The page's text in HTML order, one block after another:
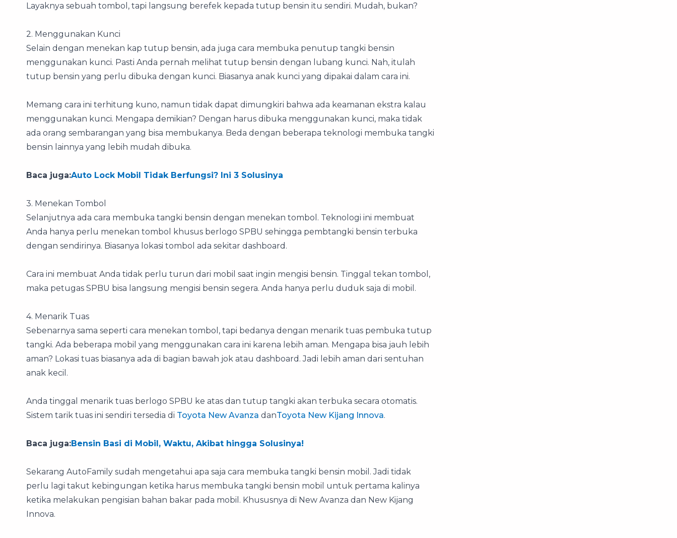
Layaknya sebuah tombol, tapi langsung berefek kepada tutup bensin itu sendiri. Mudah, bukan?
2. Menggunakan Kunci
Selain dengan menekan kap tutup bensin, ada juga cara membuka penutup tangki bensin
menggunakan kunci. Pasti Anda pernah melihat tutup bensin dengan lubang kunci. Nah, itulah
tutup bensin yang perlu dibuka dengan kunci. Biasanya anak kunci yang dipakai dalam cara ini.
Memang cara ini terhitung kuno, namun tidak dapat dimungkiri bahwa ada keamanan ekstra kalau
menggunakan kunci. Mengapa demikian? Dengan harus dibuka menggunakan kunci, maka tidak
ada orang sembarangan yang bisa membukanya. Beda dengan beberapa teknologi membuka tangki
bensin lainnya yang lebih mudah dibuka.
Baca juga:Auto Lock Mobil Tidak Berfungsi? Ini 3 Solusinya
3. Menekan Tombol
Selanjutnya ada cara membuka tangki bensin dengan menekan tombol. Teknologi ini membuat
Anda hanya perlu menekan tombol khusus berlogo SPBU sehingga pembtangki bensin terbuka
dengan sendirinya. Biasanya lokasi tombol ada sekitar dashboard.
Cara ini membuat Anda tidak perlu turun dari mobil saat ingin mengisi bensin. Tinggal tekan tombol,
maka petugas SPBU bisa langsung mengisi bensin segera. Anda hanya perlu duduk saja di mobil.
4. Menarik Tuas
Sebenarnya sama seperti cara menekan tombol, tapi bedanya dengan menarik tuas pembuka tutup
tangki. Ada beberapa mobil yang menggunakan cara ini karena lebih aman. Mengapa bisa jauh lebih
aman? Lokasi tuas biasanya ada di bagian bawah jok atau dashboard. Jadi lebih aman dari sentuhan
anak kecil.
Anda tinggal menarik tuas berlogo SPBU ke atas dan tutup tangki akan terbuka secara otomatis.
Sistem tarik tuas ini sendiri tersedia di Toyota New Avanza danToyota New Kijang Innova.
Baca juga:Bensin Basi di Mobil, Waktu, Akibat hingga Solusinya!
Sekarang AutoFamily sudah mengetahui apa saja cara membuka tangki bensin mobil. Jadi tidak
perlu lagi takut kebingungan ketika harus membuka tangki bensin mobil untuk pertama kalinya
ketika melakukan pengisian bahan bakar pada mobil. Khususnya di New Avanza dan New Kijang
Innova.